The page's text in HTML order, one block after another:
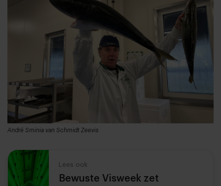
André Sminia van Schmidt Zeevis
Lees ook
Bewuste Visweek zet